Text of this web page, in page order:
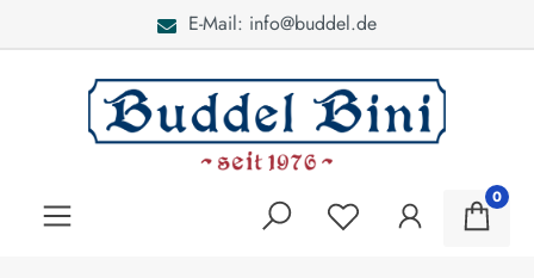
E-Mail: info@buddel.de
0